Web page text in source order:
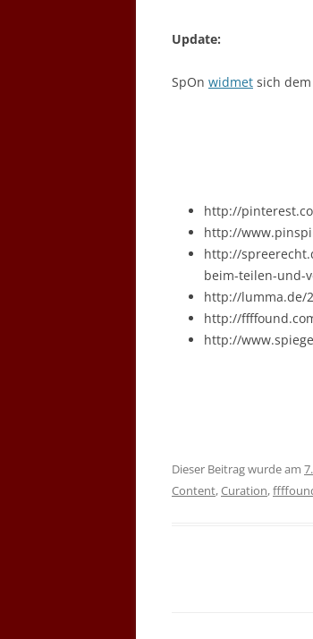
Update:
SpOn widmet sich
http://
http://
http://
beim-teilen-und-
http://lumma.de/
http://
http://
Dieser Beitrag wurde am
Content,Curation,